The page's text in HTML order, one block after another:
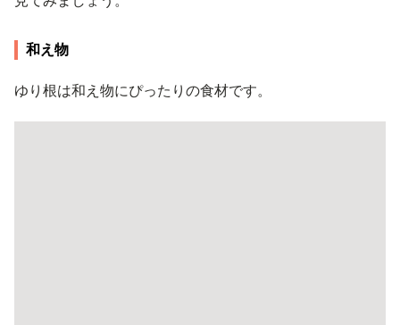
和え物
ゆり根は和え物にぴったりの食材です。